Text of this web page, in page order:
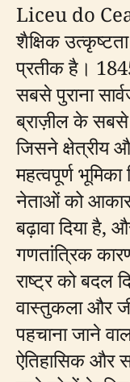
Liceu do
शैक्षिक
प्रतीक है।
सबसे पुराना
ब्राज़ील के सबसे
जिसने क्षेत्रीय
महत्वपूर्ण
नेताओं को आकार
बढ़ावा दिया है,
गणतांत्रिक
राष्ट्र को बदल
वास्तुकला और
पहचाना जाने
ऐतिहासिक और